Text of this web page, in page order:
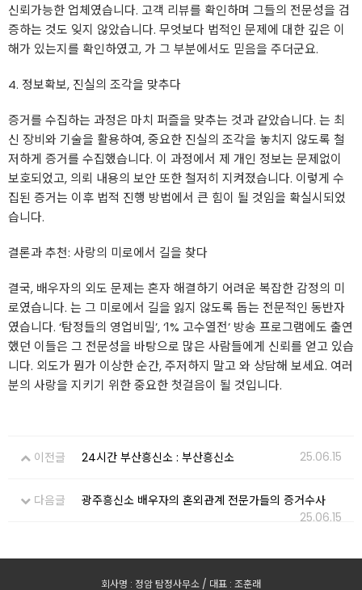
신뢰가능한 업체였습니다. 고객 리뷰를 확인하며 그들의 전문성을 검
증하는 것도 잊지 않았습니다. 무엇보다 법적인 문제에 대한 깊은 이
해가 있는지를 확인하였고, 가 그 부분에서도 믿음을 주더군요.
4. 정보확보, 진실의 조각을 맞추다
증거를 수집하는 과정은 마치 퍼즐을 맞추는 것과 같았습니다. 는 최
신 장비와 기술을 활용하여, 중요한 진실의 조각을 놓치지 않도록 철
저하게 증거를 수집했습니다. 이 과정에서 제 개인 정보는 문제없이
보호되었고, 의뢰 내용의 보안 또한 철저히 지켜졌습니다. 이렇게 수
집된 증거는 이후 법적 진행 방법에서 큰 힘이 될 것임을 확실시되었
습니다.
결론과 추천: 사랑의 미로에서 길을 찾다
결국, 배우자의 외도 문제는 혼자 해결하기 어려운 복잡한 감정의 미
로였습니다. 는 그 미로에서 길을 잃지 않도록 돕는 전문적인 동반자
였습니다. ‘탐정들의 영업비밀’, ‘1% 고수열전’ 방송 프로그램에도 출연
했던 이들은 그 전문성을 바탕으로 많은 사람들에게 신뢰를 얻고 있습
니다. 외도가 뭔가 이상한 순간, 주저하지 말고 와 상담해 보세요. 여러
분의 사랑을 지키기 위한 중요한 첫걸음이 될 것입니다.
이전글 24시간 부산흥신소 : 부산흥신소 25.06.15
다음글
광주흥신소 배우자의 혼외관계 전문가들의 증거수사
25.06.15
회사명 : 정암 탐정사무소 / 대표 : 조훈래